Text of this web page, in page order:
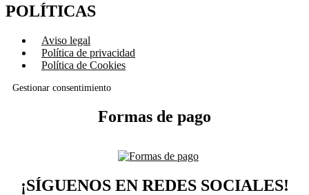
POLÍTICAS
Aviso legal
Política de privacidad
Política de Cookies
Gestionar consentimiento
Formas de pago
¡SÍGUENOS EN REDES SOCIALES!